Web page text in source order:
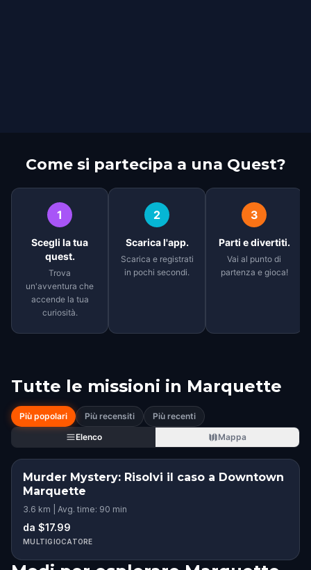
Come si partecipa a una Quest?
1
Scegli la tua
quest.
Trova
un'avventura che
accende la tua
curiosità.
2
Scarica l'app.
Scarica e registrati
in pochi secondi.
3
Parti e divertiti.
Vai al punto di
partenza e gioca!
Tutte le missioni in Marquette
Più popolari Più recensiti
Più recenti
Elenco
Mappa
Murder Mystery: Risolvi il caso a Downtown
Marquette
3.6 km | Avg. time: 90 min
da $17.99
MULTIGIOCATORE